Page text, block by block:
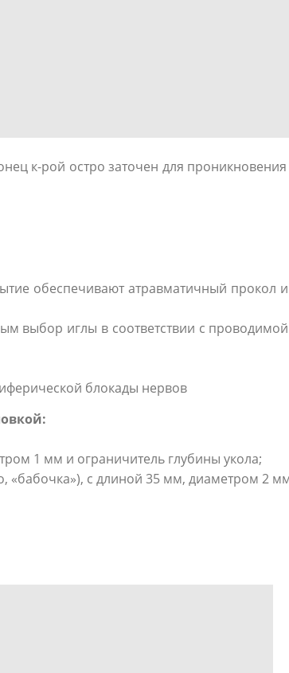
к-рой остро заточен для проникновения
обеспечивают атравматичный прокол
выбор иглы в соответствии с
блокады нервов
1 мм и ограничитель глубины укола;
с длиной 35 мм, диаметром 2